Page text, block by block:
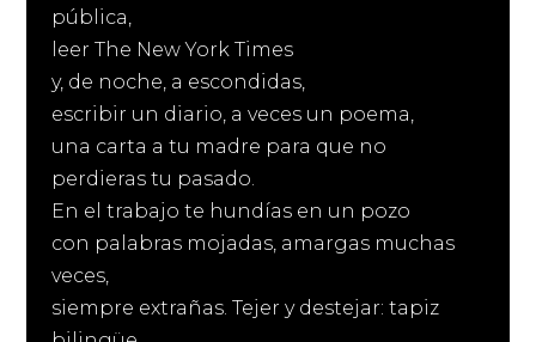
pública,
leer The New York Times
y, de noche, a escondidas,
escribir un diario, a veces un poema,
una carta a tu madre para que no
perdieras tu pasado.
En el trabajo te hundías en un pozo
con palabras mojadas, amargas muchas
veces,
siempre extrañas. Tejer y destejar: tapiz